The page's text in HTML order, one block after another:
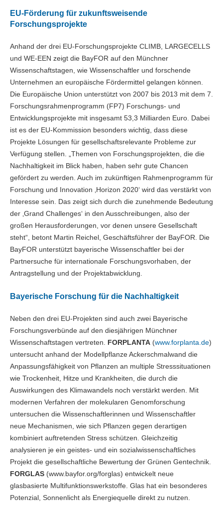
EU-Förderung für zukunftsweisende
Forschungsprojekte
Anhand der drei EU-Forschungsprojekte CLIMB, LARGECELLS
und WE-EEN zeigt die BayFOR auf den Münchner
Wissenschaftstagen, wie Wissenschaftler und forschende
Unternehmen an europäische Fördermittel gelangen können.
Die Europäische Union unterstützt von 2007 bis 2013 mit dem 7.
Forschungsrahmenprogramm (FP7) Forschungs- und
Entwicklungsprojekte mit insgesamt 53,3 Milliarden Euro. Dabei
ist es der EU-Kommission besonders wichtig, dass diese
Projekte Lösungen für gesellschaftsrelevante Probleme zur
Verfügung stellen. „Themen von Forschungsprojekten, die die
Nachhaltigkeit im Blick haben, haben sehr gute Chancen
gefördert zu werden. Auch im zukünftigen Rahmenprogramm für
Forschung und Innovation ‚Horizon 2020‘ wird das verstärkt von
Interesse sein. Das zeigt sich durch die zunehmende Bedeutung
der ‚Grand Challenges‘ in den Ausschreibungen, also der
großen Herausforderungen, vor denen unsere Gesellschaft
steht“, betont Martin Reichel, Geschäftsführer der BayFOR. Die
BayFOR unterstützt bayerische Wissenschaftler bei der
Partnersuche für internationale Forschungsvorhaben, der
Antragstellung und der Projektabwicklung.
Bayerische Forschung für die Nachhaltigkeit
Neben den drei EU-Projekten sind auch zwei Bayerische
Forschungsverbünde auf den diesjährigen Münchner
Wissenschaftstagen vertreten. FORPLANTA (www.forplanta.de)
untersucht anhand der Modellpflanze Ackerschmalwand die
Anpassungsfähigkeit von Pflanzen an multiple Stresssituationen
wie Trockenheit, Hitze und Krankheiten, die durch die
Auswirkungen des Klimawandels noch verstärkt werden. Mit
modernen Verfahren der molekularen Genomforschung
untersuchen die Wissenschaftlerinnen und Wissenschaftler
neue Mechanismen, wie sich Pflanzen gegen derartigen
kombiniert auftretenden Stress schützen. Gleichzeitig
analysieren je ein geistes- und ein sozialwissenschaftliches
Projekt die gesellschaftliche Bewertung der Grünen Gentechnik.
FORGLAS (www.bayfor.org/forglas) entwickelt neue
glasbasierte Multifunktionswerkstoffe. Glas hat ein besonderes
Potenzial, Sonnenlicht als Energiequelle direkt zu nutzen.